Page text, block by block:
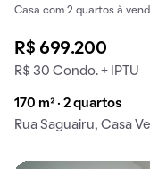
Casa com 2 quartos à
R$ 699.200
R$ 30 Condo. + IPTU
170 m² · 2 quartos
Rua Saguairu, Casa